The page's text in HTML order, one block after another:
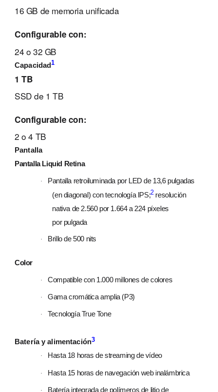
16 GB de memoria unificada
Configurable con:
24 o 32 GB
Capacidad1
1 TB
SSD de 1 TB
Configurable con:
2 o 4 TB
Pantalla
Pantalla Liquid Retina
·
Pantalla retroiluminada por LED de 13,6 pulgadas
(en diagonal) con tecnología IPS;2resolución
nativa de 2.560 por 1.664 a 224 píxeles
por pulgada
· Brillo de 500 nits
Color
· Compatible con 1.000 millones de colores
· Gama cromática amplia (P3)
· Tecnología True Tone
Batería y alimentación3
· Hasta 18 horas de streaming de vídeo
· Hasta 15 horas de navegación web inalámbrica
·
Batería integrada de polímeros de litio de